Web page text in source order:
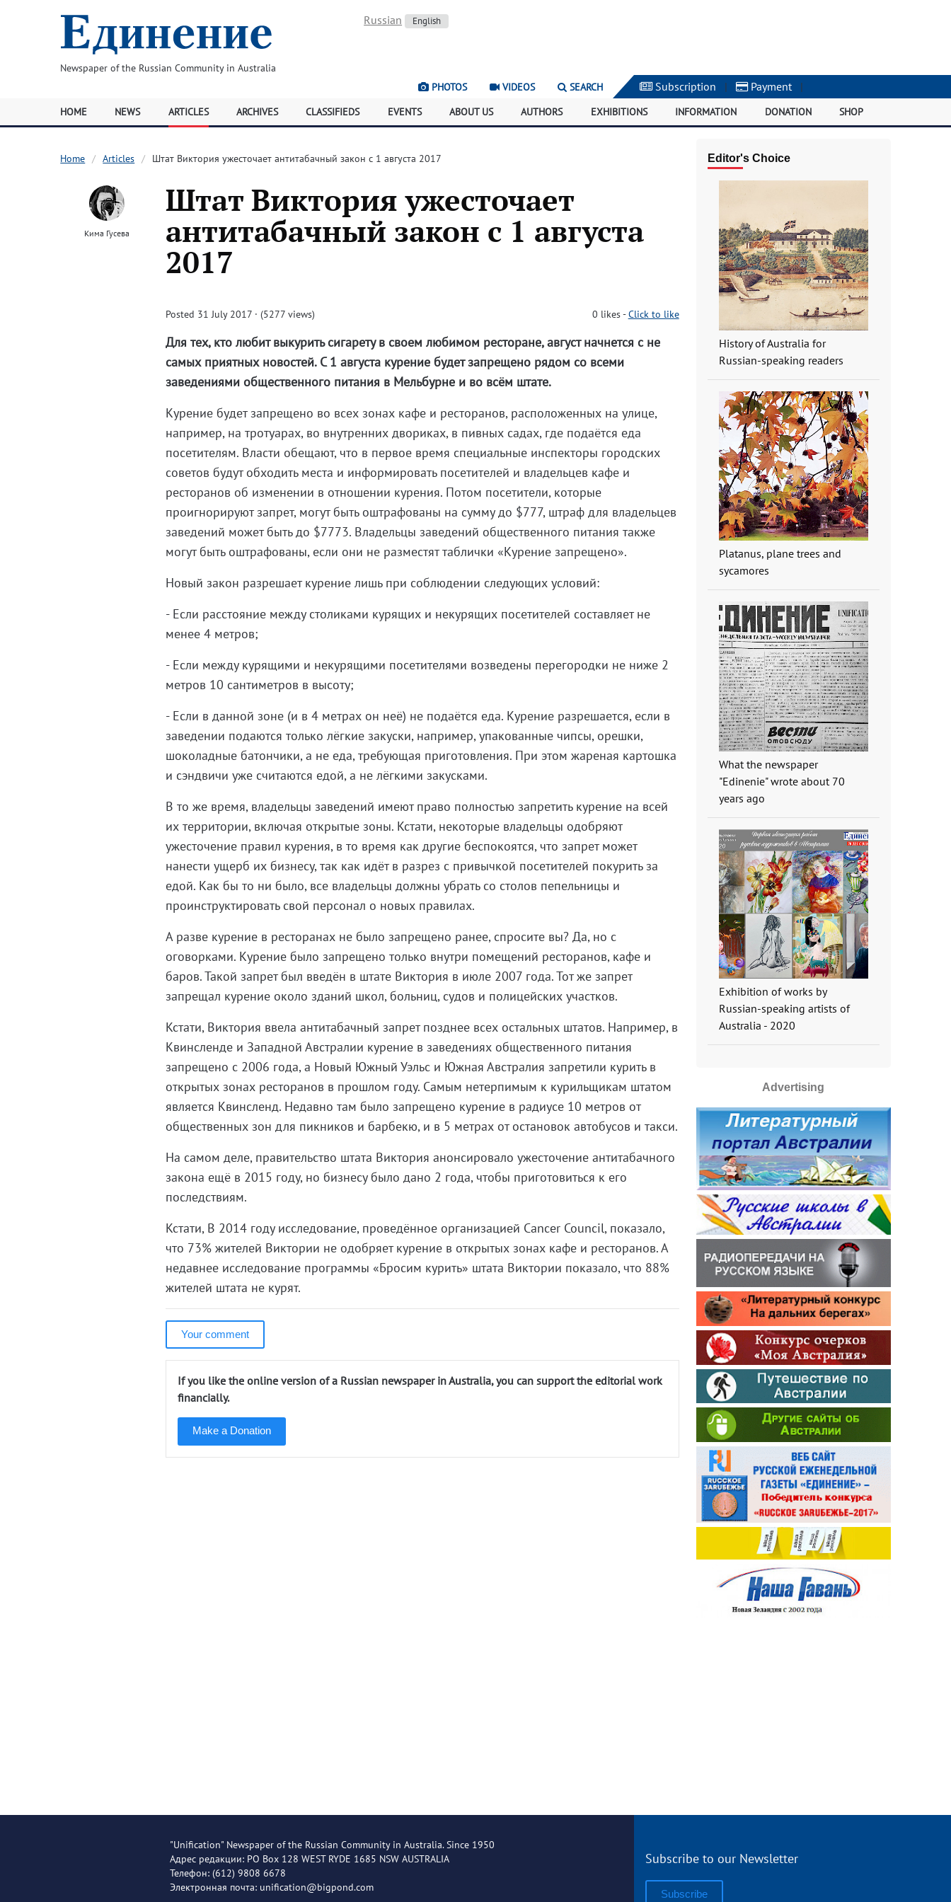
Newspaper of the Russian Community in Australia
Russian English
PHOTOS VIDEOS SEARCH Subscription | Payment |
HOME NEWS ARTICLES ARCHIVES CLASSIFIEDS EVENTS ABOUT US AUTHORS EXHIBITIONS INFORMATION DONATION SHOP
Home Articles Штат Виктория ужесточает антитабачный закон с 1 августа 2017
Кима Гусева
Штат Виктория ужесточает
антитабачный закон с 1 августа
2017
Posted 31 July 2017 · (5277 views) 0 likes-Click to like
Для тех, кто любит выкурить сигарету в своем любимом ресторане, август начнется с не
самых приятных новостей. С 1 августа курение будет запрещено рядом со всеми
заведениями общественного питания в Мельбурне и во всём штате.
Курение будет запрещено во всех зонах кафе и ресторанов, расположенных на улице,
например, на тротуарах, во внутренних двориках, в пивных садах, где подаётся еда
посетителям. Власти обещают, что в первое время специальные инспекторы городских
советов будут обходить места и информировать посетителей и владельцев кафе и
ресторанов об изменении в отношении курения. Потом посетители, которые
проигнорируют запрет, могут быть оштрафованы на сумму до $777, штраф для владельцев
заведений может быть до $7773. Владельцы заведений общественного питания также
могут быть оштрафованы, если они не разместят таблички «Курение запрещено».
Новый закон разрешает курение лишь при соблюдении следующих условий:
- Если расстояние между столиками курящих и некурящих посетителей составляет не
менее 4 метров;
- Если между курящими и некурящими посетителями возведены перегородки не ниже 2
метров 10 сантиметров в высоту;
- Если в данной зоне (и в 4 метрах он неё) не подаётся еда. Курение разрешается, если в
заведении подаются только лёгкие закуски, например, упакованные чипсы, орешки,
шоколадные батончики, а не еда, требующая приготовления. При этом жареная картошка
и сэндвичи уже считаются едой, а не лёгкими закусками.
В то же время, владельцы заведений имеют право полностью запретить курение на всей
их территории, включая открытые зоны. Кстати, некоторые владельцы одобряют
ужесточение правил курения, в то время как другие беспокоятся, что запрет может
нанести ущерб их бизнесу, так как идёт в разрез с привычкой посетителей покурить за
едой. Как бы то ни было, все владельцы должны убрать со столов пепельницы и
проинструктировать свой персонал о новых правилах.
А разве курение в ресторанах не было запрещено ранее, спросите вы? Да, но с
оговорками. Курение было запрещено только внутри помещений ресторанов, кафе и
баров. Такой запрет был введён в штате Виктория в июле 2007 года. Тот же запрет
запрещал курение около зданий школ, больниц, судов и полицейских участков.
Кстати, Виктория ввела антитабачный запрет позднее всех остальных штатов. Например, в
Квинсленде и Западной Австралии курение в заведениях общественного питания
запрещено с 2006 года, а Новый Южный Уэльс и Южная Австралия запретили курить в
открытых зонах ресторанов в прошлом году. Самым нетерпимым к курильщикам штатом
является Квинсленд. Недавно там было запрещено курение в радиусе 10 метров от
общественных зон для пикников и барбекю, и в 5 метрах от остановок автобусов и такси.
На самом деле, правительство штата Виктория анонсировало ужесточение антитабачного
закона ещё в 2015 году, но бизнесу было дано 2 года, чтобы приготовиться к его
последствиям.
Кстати, В 2014 году исследование, проведённое организацией Cancer Council, показало,
что 73% жителей Виктории не одобряет курение в открытых зонах кафе и ресторанов. А
недавнее исследование программы «Бросим курить» штата Виктории показало, что 88%
жителей штата не курят.
Your comment
If you like the online version of a Russian newspaper in Australia, you can support the editorial work
financially.
Make a Donation
Editor's Choice
History of Australia for
Russian-speaking readers
Platanus, plane trees and
sycamores
What the newspaper
"Edinenie" wrote about 70
years ago
Exhibition of works by
Russian-speaking artists of
Australia - 2020
Advertising
"Unification" Newspaper of the Russian Community in Australia. Since 1950
Адрес редакции: PO Box 128 WEST RYDE 1685 NSW AUSTRALIA
Телефон: (612) 9808 6678
Электронная почта: unification@bigpond.com
Subscribe to our Newsletter
Subscribe